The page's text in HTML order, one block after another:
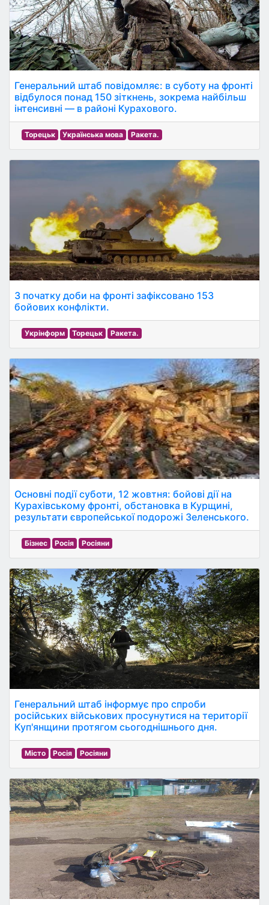
Генеральний штаб повідомляє: в суботу на фронті
відбулося понад 150 зіткнень, зокрема найбільш
інтенсивні — в районі Курахового.
Торецьк Українська мова Ракета.
З початку доби на фронті зафіксовано 153
бойових конфлікти.
Укрінформ Торецьк Ракета.
Основні події суботи, 12 жовтня: бойові дії на
Курахівському фронті, обстановка в Курщині,
результати європейської подорожі Зеленського.
Бізнес Росія Росіяни
Генеральний штаб інформує про спроби
російських військових просунутися на території
Куп'янщини протягом сьогоднішнього дня.
Місто Росія Росіяни